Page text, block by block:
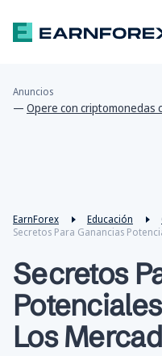
Anuncios
— Opere con criptomonedas
EarnForex Educación
Secretos Para Ganancias
Secretos
Los